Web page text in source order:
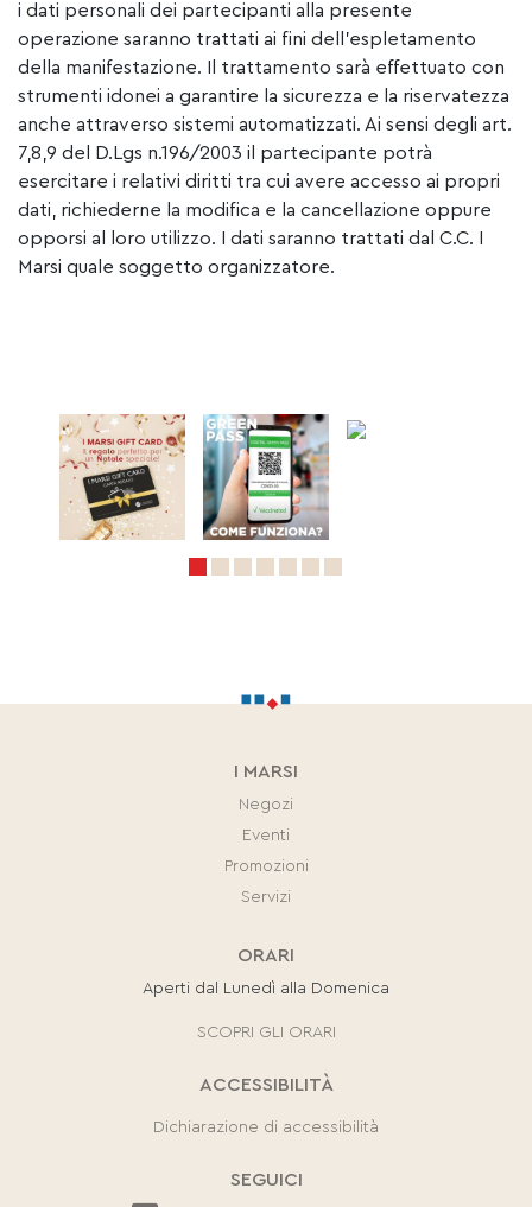
i dati personali dei partecipanti alla presente
operazione saranno trattati ai fini dell’espletamento
della manifestazione. Il trattamento sarà effettuato con
strumenti idonei a garantire la sicurezza e la riservatezza
anche attraverso sistemi automatizzati. Ai sensi degli art.
7,8,9 del D.Lgs n.196/2003 il partecipante potrà
esercitare i relativi diritti tra cui avere accesso ai propri
dati, richiederne la modifica e la cancellazione oppure
opporsi al loro utilizzo. I dati saranno trattati dal C.C. I
Marsi quale soggetto organizzatore.
I MARSI
Negozi
Eventi
Promozioni
Servizi
ORARI
Aperti dal Lunedì alla Domenica
SCOPRI GLI ORARI
ACCESSIBILITÀ
Dichiarazione di accessibilità
SEGUICI